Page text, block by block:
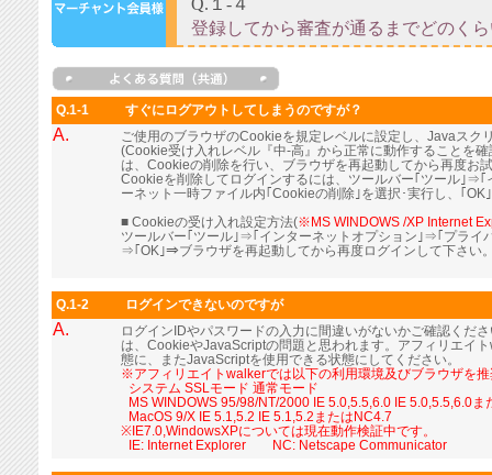
Q.1-1 すぐにログアウトしてしまうのですが？
A.
ご使用のブラウザのCookieを規定レベルに設定し、Javaスク
(Cookie受け入れレベル『中-高』から正常に動作することを
は、Cookieの削除を行い、ブラウザを再起動してから再度お
Cookieを削除してログインするには、ツールバー｢ツール｣⇒
ーネット一時ファイル内｢Cookieの削除｣を選択･実行し、｢
■ Cookieの受け入れ設定方法(※MS WINDOWS /XP Internet
ツールバー｢ツール｣⇒｢インターネットオプション｣⇒｢プライ
⇒｢OK｣⇒ブラウザを再起動してから再度ログインして下さい
Q.1-2 ログインできないのですが
A.
ログインIDやパスワードの入力に間違いがないかご確認くだ
は、CookieやJavaScriptの問題と思われます。アフィリエイ
態に、またJavaScriptを使用できる状態にしてください。
※アフィリエイトwalkerでは以下の利用環境及びブラウザを
システム SSLモード 通常モード
MS WINDOWS 95/98/NT/2000 IE 5.0,5.5,6.0 IE 5.0,5.5,6.0ま
MacOS 9/X IE 5.1,5.2 IE 5.1,5.2またはNC4.7
※IE7.0,WindowsXPについては現在動作検証中です。
IE: Internet Explorer NC: Netscape Communicator